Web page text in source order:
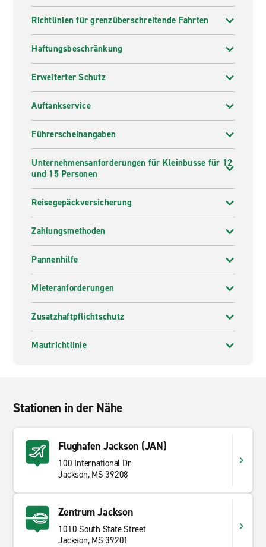
Richtlinien für grenzüberschreitende Fahrten
Haftungsbeschränkung
Erweiterter Schutz
Auftankservice
Führerscheinangaben
Unternehmensanforderungen für Kleinbusse für 12
und 15 Personen
Reisegepäckversicherung
Zahlungsmethoden
Pannenhilfe
Mieteranforderungen
Zusatzhaftpflichtschutz
Mautrichtlinie
Stationen in der Nähe
Flughafen Jackson (JAN)
100 International Dr
Jackson, MS 39208
Zentrum Jackson
1010 South State Street
Jackson, MS 39201